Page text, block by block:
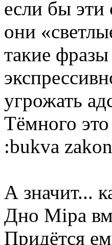
если бы эти
они
такие
угрожать
Тёмного
:bukva
А значит...
Дно Міра
Придётся